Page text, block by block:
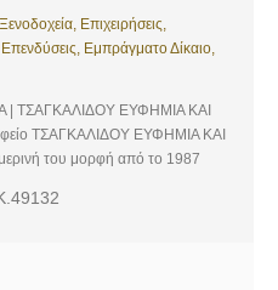
Επιχειρήσεις,
Εμπράγματο Δίκαιο,
| ΤΣΑΓΚΑΛΙΔΟΥ ΕΥΦΗΜΙΑ ΚΑΙ
ΤΣΑΓΚΑΛΙΔΟΥ ΕΥΦΗΜΙΑ ΚΑΙ
του μορφή από το 1987
Τραπεζικού,
Ποινικό Δίκαιο,